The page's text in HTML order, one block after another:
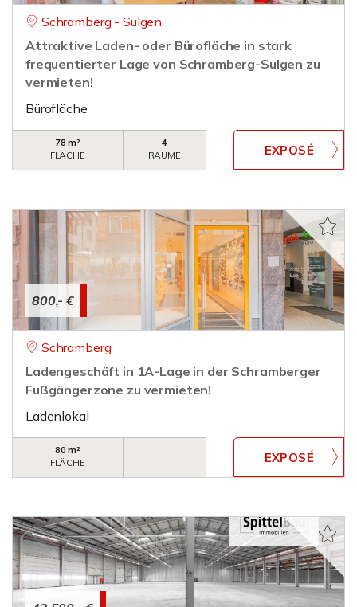
Schramberg - Sulgen
Attraktive Laden- oder Bürofläche in stark
frequentierter Lage von Schramberg-Sulgen zu
vermieten!
Bürofläche
78 m²
FLÄCHE
4
RÄUME
800,- €
Schramberg
Ladengeschäft in 1A-Lage in der Schramberger
Fußgängerzone zu vermieten!
Ladenlokal
80 m²
FLÄCHE